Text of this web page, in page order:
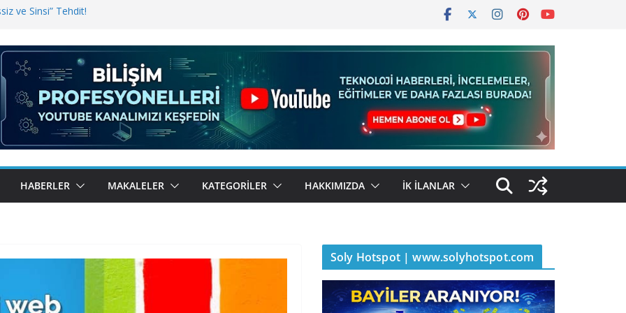
ve Sinsi” Tehdit!
Bugün BulutTahsilat’ta
Kemal Oral Tüm Sorularımızı
HABERLER MAKALELER KATEGORILER HAKKIMIZDA İK İLANLAR
Soly Hotspot | www.solyhotspot.com